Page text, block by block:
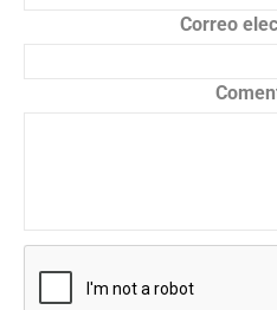
Correo